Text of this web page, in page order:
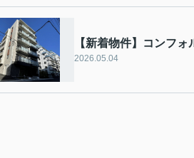
【新着物件】コンフォ
2026.05.04